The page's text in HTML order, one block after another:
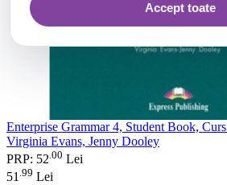
Accept toate
Enterprise Grammar 4, Student Book,
Virginia Evans, Jenny Dooley
PRP: 52 00 Lei
51 99 Lei